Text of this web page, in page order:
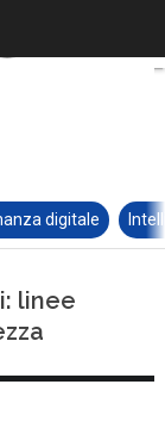
digitale
linee